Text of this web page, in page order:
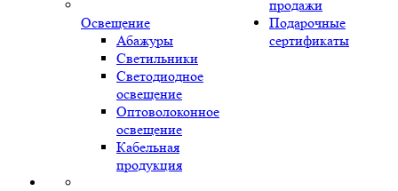
Освещение
Абажуры
Светильники
Светодиодное
освещение
Оптоволоконное
освещение
Кабельная
продукция
продажи
Подарочные
сертификаты